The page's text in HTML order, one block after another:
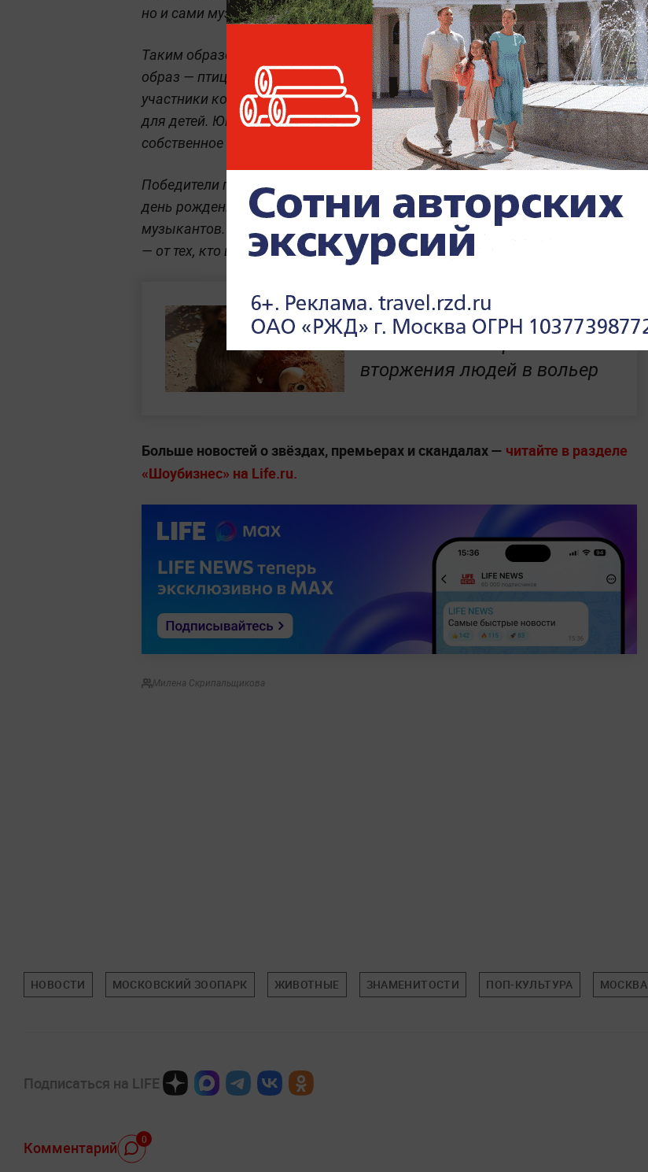
но и сами музыканты.
Таким образом у культовой композиции появился символический «живой»
образ — птица, за которой теперь следят не только специалисты, но и
участники коллектива. Помимо этого, КИНО объявили творческий конкурс
для детей. Юным поклонникам предложили изобразить или придумать
собственное видение кукушки, вдохновлённое историей группы.
Победители получат билеты на концерт в «Лужниках», который состоится в
день рождения Виктора Цоя 21 июня, а также специальные подарки от
музыкантов. Само шоу обещает объединить разные поколения слушателей
— от тех, кто вырос на этих песнях, до тех, кто открыл их совсем недавно.
Съёмку макаки-сироты
вторжения людей в вольер
Больше новостей о звёздах, премьерах и скандалах — читайте в разделе
«Шоубизнес» на Life.ru.
Милена Скрипальщикова
НОВОСТИ МОСКОВСКИЙ ЗООПАРК ЖИВОТНЫЕ ЗНАМЕНИТОСТИ ПОП-КУЛЬТУРА МОСКВА
Подписаться на LIFE
Комментарий 0